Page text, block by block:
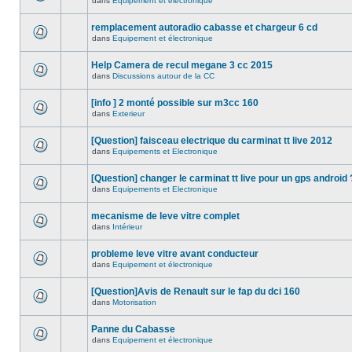
remplacement autoradio cabasse et chargeur 6 cd
dans Equipement et électronique
Help Camera de recul megane 3 cc 2015
dans Discussions autour de la CC
[info ] 2 monté possible sur m3cc 160
dans Exterieur
[Question] faisceau electrique du carminat tt live 2012
dans Equipements et Electronique
[Question] changer le carminat tt live pour un gps android
dans Equipements et Electronique
mecanisme de leve vitre complet
dans Intérieur
probleme leve vitre avant conducteur
dans Equipement et électronique
[Question]Avis de Renault sur le fap du dci 160
dans Motorisation
Panne du Cabasse
dans Equipement et électronique